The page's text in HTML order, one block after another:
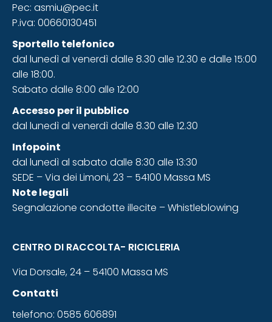
Pec: asmiu@pec.it
P.iva: 00660130451
Sportello telefonico
dal lunedì al venerdì dalle 8.30 alle 12.30 e dalle 15:00
alle 18:00.
Sabato dalle 8:00 alle 12:00
Accesso per il pubblico
dal lunedì al venerdì dalle 8.30 alle 12.30
Infopoint
dal lunedì al sabato dalle 8:30 alle 13:30
SEDE – Via dei Limoni, 23 – 54100 Massa MS
Note legali
Segnalazione condotte illecite – Whistleblowing
CENTRO DI RACCOLTA- RICICLERIA
Via Dorsale, 24 – 54100 Massa MS
Contatti
telefono: 0585 606891